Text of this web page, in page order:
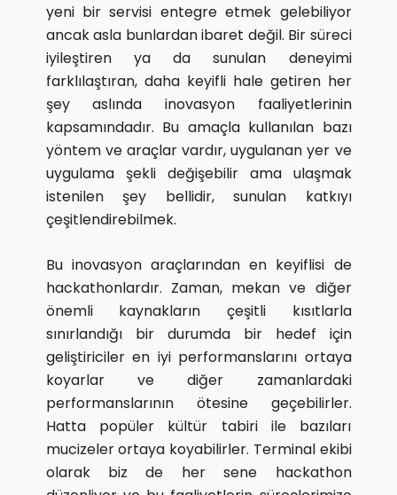
yeni bir servisi entegre etmek gelebiliyor
ancak asla bunlardan ibaret değil. Bir süreci
iyileştiren ya da sunulan deneyimi
farklılaştıran, daha keyifli hale getiren her
şey aslında inovasyon faaliyetlerinin
kapsamındadır. Bu amaçla kullanılan bazı
yöntem ve araçlar vardır, uygulanan yer ve
uygulama şekli değişebilir ama ulaşmak
istenilen şey bellidir, sunulan katkıyı
çeşitlendirebilmek.
Bu inovasyon araçlarından en keyiflisi de
hackathonlardır. Zaman, mekan ve diğer
önemli kaynakların çeşitli kısıtlarla
sınırlandığı bir durumda bir hedef için
geliştiriciler en iyi performanslarını ortaya
koyarlar ve diğer zamanlardaki
performanslarının ötesine geçebilirler.
Hatta popüler kültür tabiri ile bazıları
mucizeler ortaya koyabilirler. Terminal ekibi
olarak biz de her sene hackathon